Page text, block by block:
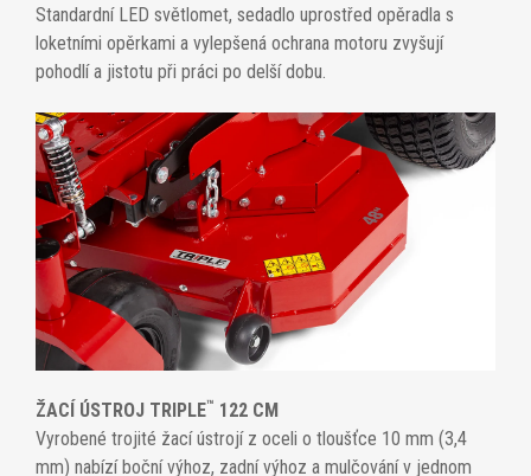
Standardní LED světlomet, sedadlo uprostřed opěradla s
loketními opěrkami a vylepšená ochrana motoru zvyšují
pohodlí a jistotu při práci po delší dobu.
ŽACÍ ÚSTROJ TRIPLE™ 122 CM
Vyrobené trojité žací ústrojí z oceli o tloušťce 10 mm (3,4
mm) nabízí boční výhoz, zadní výhoz a mulčování v jednom